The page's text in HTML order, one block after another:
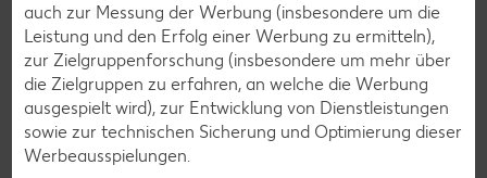
Zurück zu allen Rezepten
auch zur Messung der Werbung (insbesondere um die
Leistung und den Erfolg einer Werbung zu ermitteln),
zur Zielgruppenforschung (insbesondere um mehr über
die Zielgruppen zu erfahren, an welche die Werbung
ausgespielt wird), zur Entwicklung von Dienstleistungen
sowie zur technischen Sicherung und Optimierung dieser
Werbeausspielungen.